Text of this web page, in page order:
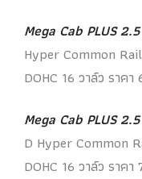
Mega Cab PLUS
Hyper Common
DOHC 16 วาล์ว ราค
Mega Cab PLUS
D Hyper Common
DOHC 16 วาล์ว ราค